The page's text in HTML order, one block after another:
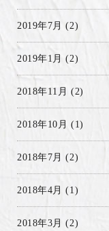
2019年7月 (2)
2019年1月 (2)
2018年11月 (2)
2018年10月 (1)
2018年7月 (2)
2018年4月 (1)
2018年3月 (2)